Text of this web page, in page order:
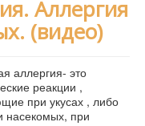
Аллергия
(видео)
аллергия- это
реакции ,
при укусах , либо
насекомых, при